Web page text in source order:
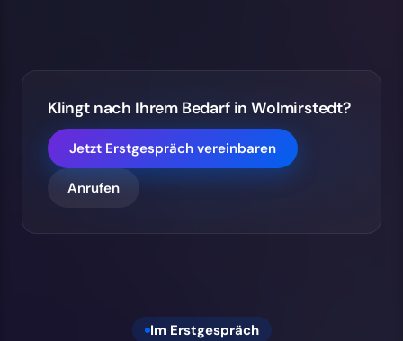
Klingt nach Ihrem Bedarf in Wolmirstedt?
Jetzt Erstgespräch vereinbaren
Anrufen
Im Erstgespräch